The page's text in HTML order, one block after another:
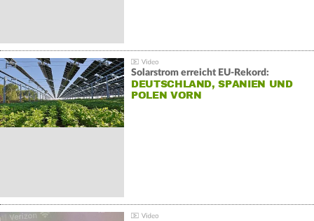
Solarstrom erreicht EU-Rekord:
DEUTSCHLAND, SPANIEN UND
POLEN VORN